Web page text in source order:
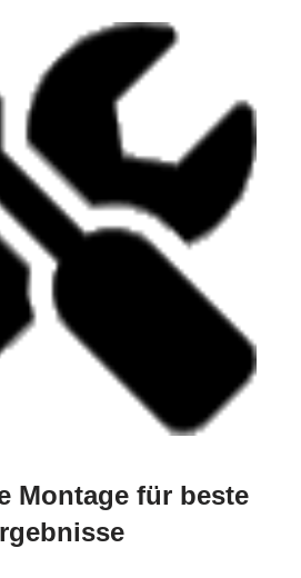
Montage für beste